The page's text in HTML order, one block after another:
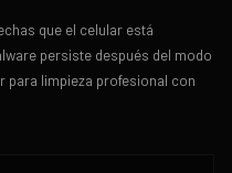
que el celular está
persiste después del modo
para limpieza profesional con